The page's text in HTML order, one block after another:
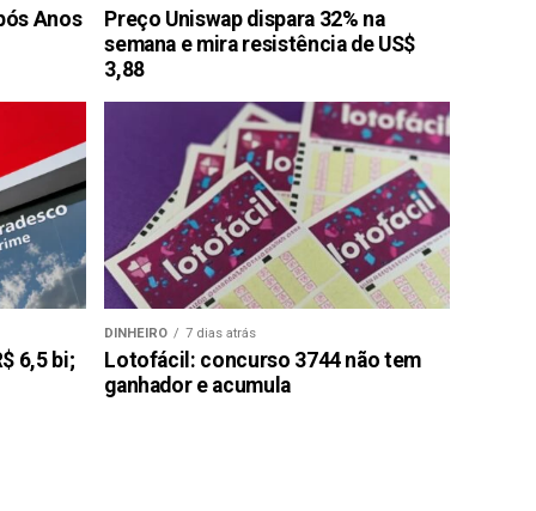
Anos
Preço Uniswap dispara 32% na
semana e mira resistência de US$
3,88
6,5 bi;
DINHEIRO 7 dias atrás
Lotofácil: concurso 3744 não tem
ganhador e acumula